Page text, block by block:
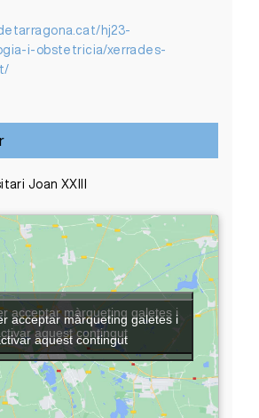
hj23-
i-obstetricia/xerrades-
Joan XXIII
acceptar màrqueting galetes i
aquest contingut
acceptar màrqueting galetes i
aquest contingut